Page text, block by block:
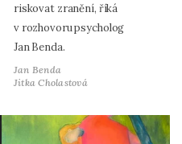
riskovat zranění, říká
v rozhovoru psycholog
Jan Benda.
Jan Benda
Jitka Cholastová